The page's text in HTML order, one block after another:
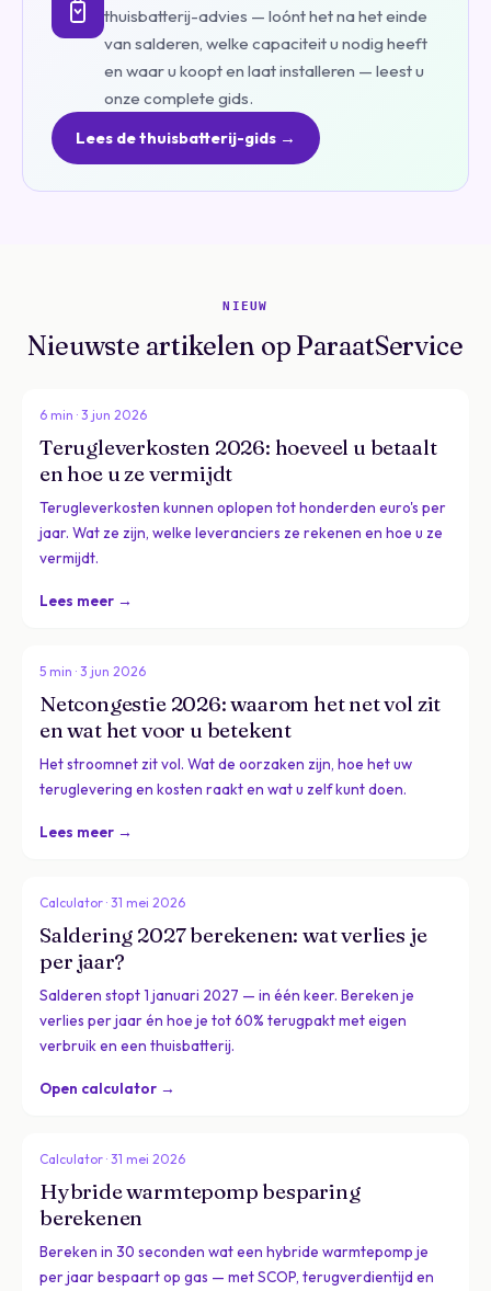
thuisbatterij-advies — loónt het na het einde
van salderen, welke capaciteit u nodig heeft
en waar u koopt en laat installeren — leest u
onze complete gids.
Lees de thuisbatterij-gids →
NIEUW
Nieuwste artikelen op ParaatService
6 min · 3 jun 2026
Terugleverkosten 2026: hoeveel u betaalt
en hoe u ze vermijdt
Terugleverkosten kunnen oplopen tot honderden euro's per
jaar. Wat ze zijn, welke leveranciers ze rekenen en hoe u ze
vermijdt.
Lees meer →
5 min · 3 jun 2026
Netcongestie 2026: waarom het net vol zit
en wat het voor u betekent
Het stroomnet zit vol. Wat de oorzaken zijn, hoe het uw
teruglevering en kosten raakt en wat u zelf kunt doen.
Lees meer →
Calculator · 31 mei 2026
Saldering 2027 berekenen: wat verlies je
per jaar?
Salderen stopt 1 januari 2027 — in één keer. Bereken je
verlies per jaar én hoe je tot 60% terugpakt met eigen
verbruik en een thuisbatterij.
Open calculator →
Calculator · 31 mei 2026
Hybride warmtepomp besparing
berekenen
Bereken in 30 seconden wat een hybride warmtepomp je
per jaar bespaart op gas — met SCOP, terugverdientijd en